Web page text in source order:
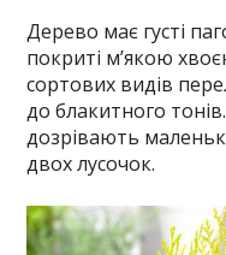
Дерево має густі
покриті м’якою
сортових видів
до блакитного
дозрівають
двох лусочок.